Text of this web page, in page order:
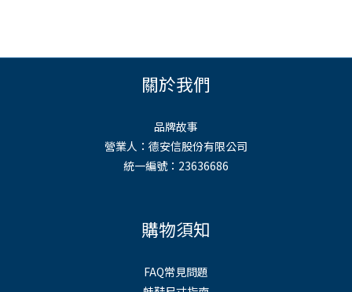
關於我們
品牌故事
營業人：德安信股份有限公司
統一編號：23636686
購物須知
FAQ常見問題